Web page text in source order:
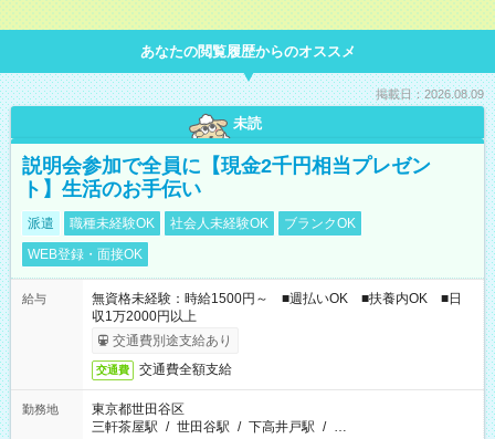
あなたの閲覧履歴からのオススメ
掲載日：2026.08.09
未読
説明会参加で全員に【現金2千円相当プレゼン
ト】生活のお手伝い
派遣 職種未経験OK 社会人未経験OK
ブランクOK
WEB登録・面接OK
給与
無資格未経験：時給1500円～ ■週払いOK ■扶養内OK ■日
収1万2000円以上
交通費別途支給あり
交通費 交通費全額支給
勤務地
東京都世田谷区
三軒茶屋駅 / 世田谷駅 / 下高井戸駅 / …